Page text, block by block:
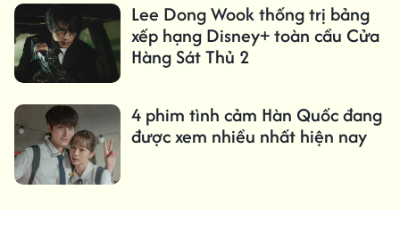
Lee Dong Wook thống trị bảng
xếp hạng Disney+ toàn cầu Cửa
Hàng Sát Thủ 2
4 phim tình cảm Hàn Quốc đang
được xem nhiều nhất hiện nay